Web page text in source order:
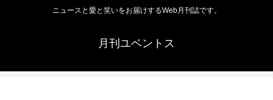
ニュースと愛と笑いをお届けするWeb月刊誌です。
月刊ユベントス